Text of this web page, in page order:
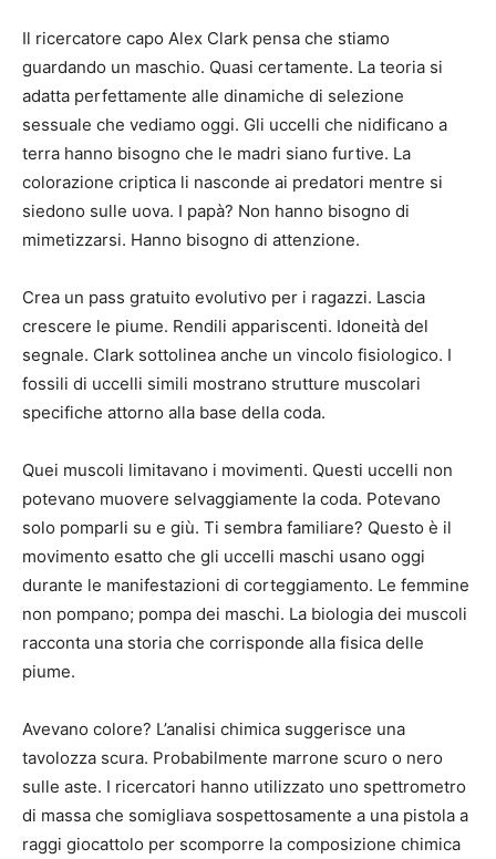
Il ricercatore capo Alex Clark pensa che stiamo
guardando un maschio. Quasi certamente. La teoria si
adatta perfettamente alle dinamiche di selezione
sessuale che vediamo oggi. Gli uccelli che nidificano a
terra hanno bisogno che le madri siano furtive. La
colorazione criptica li nasconde ai predatori mentre si
siedono sulle uova. I papà? Non hanno bisogno di
mimetizzarsi. Hanno bisogno di attenzione.
Crea un pass gratuito evolutivo per i ragazzi. Lascia
crescere le piume. Rendili appariscenti. Idoneità del
segnale. Clark sottolinea anche un vincolo fisiologico. I
fossili di uccelli simili mostrano strutture muscolari
specifiche attorno alla base della coda.
Quei muscoli limitavano i movimenti. Questi uccelli non
potevano muovere selvaggiamente la coda. Potevano
solo pomparli su e giù. Ti sembra familiare? Questo è il
movimento esatto che gli uccelli maschi usano oggi
durante le manifestazioni di corteggiamento. Le femmine
non pompano; pompa dei maschi. La biologia dei muscoli
racconta una storia che corrisponde alla fisica delle
piume.
Avevano colore? L’analisi chimica suggerisce una
tavolozza scura. Probabilmente marrone scuro o nero
sulle aste. I ricercatori hanno utilizzato uno spettrometro
di massa che somigliava sospettosamente a una pistola a
raggi giocattolo per scomporre la composizione chimica